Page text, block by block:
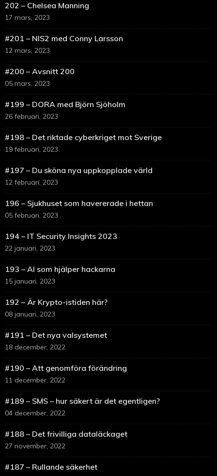
202 – Chelsea Manning
17 mars, 2023
#201 – NIS2 med Conny Larsson
12 mars, 2023
#200 – Avsnitt 200
05 mars, 2023
#199 – DORA med Björn Sjöholm
26 februari, 2023
#198 – Det riktade cyberkriget mot Sverige
19 februari, 2023
#197 – Du sköna nya uppkopplade värld
12 februari, 2023
196 – Sjukhuset som havererade i hettan
05 februari, 2023
194 – IT Security Insights 2023
22 januari, 2023
193 – AI som hjälper hackarna
15 januari, 2023
192 – Är Krypto-istiden här?
08 januari, 2023
#191 – Det nya valsystemet
18 december, 2022
#190 – Att genomföra förändring
11 december, 2022
#189 – SMS – hur säkert är det egentligen?
04 december, 2022
#188 – Det frivilliga dataläckaget
27 november, 2022
#187 – Rullande säkerhet